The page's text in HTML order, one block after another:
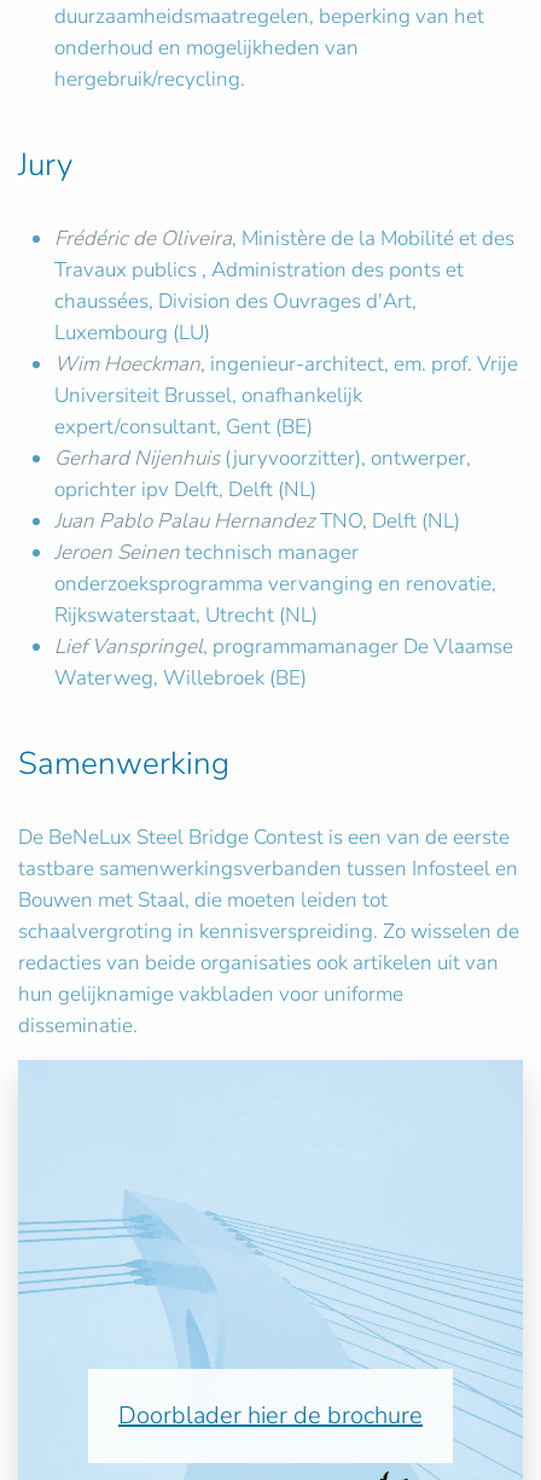
duurzaamheidsmaatregelen, beperking van het
onderhoud en mogelijkheden van
hergebruik/recycling.
Jury
Frédéric de Oliveira, Ministère de la Mobilité et des
Travaux publics , Administration des ponts et
chaussées, Division des Ouvrages d'Art,
Luxembourg (LU)
Wim Hoeckman, ingenieur-architect, em. prof. Vrije
Universiteit Brussel, onafhankelijk
expert/consultant, Gent (BE)
Gerhard Nijenhuis(juryvoorzitter), ontwerper,
oprichter ipv Delft, Delft (NL)
Juan Pablo Palau HernandezTNO, Delft (NL)
Jeroen Seinentechnisch manager
onderzoeksprogramma vervanging en renovatie,
Rijkswaterstaat, Utrecht (NL)
Lief Vanspringel, programmamanager De Vlaamse
Waterweg, Willebroek (BE)
Samenwerking
De BeNeLux Steel Bridge Contest is een van de eerste
tastbare samenwerkingsverbanden tussen Infosteel en
Bouwen met Staal, die moeten leiden tot
schaalvergroting in kennisverspreiding. Zo wisselen de
redacties van beide organisaties ook artikelen uit van
hun gelijknamige vakbladen voor uniforme
disseminatie.
Doorblader hier de brochure